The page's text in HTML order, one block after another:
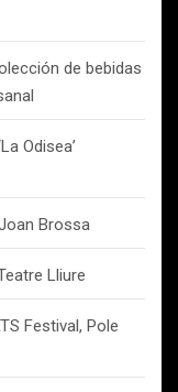
de bebidas
Odisea’
Brossa
Lliure
Festival, Pole